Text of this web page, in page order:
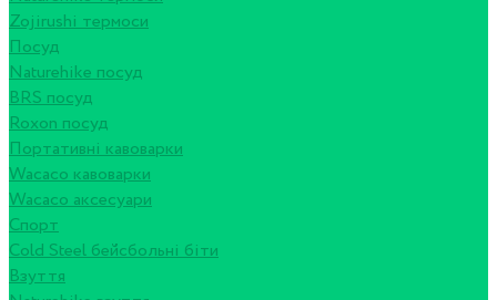
Zojirushi термоси
Посуд
Naturehike посуд
BRS посуд
Roxon посуд
Портативні кавоварки
Wacaco кавоварки
Wacaco аксесуари
Спорт
Cold Steel бейсбольні біти
Взуття